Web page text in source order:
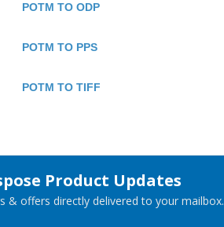
POTM TO ODP
POTM TO PPS
POTM TO TIFF
Product Updates
& offers directly delivered to your mailbox.